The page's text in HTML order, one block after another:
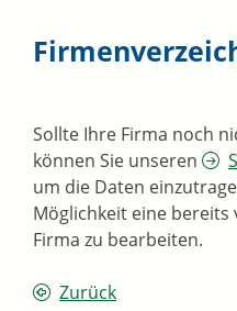
Sollte Ihre Firma noch
können Sie unseren
um die Daten
Möglichkeit eine
Firma zu bearbeiten.
Zurück